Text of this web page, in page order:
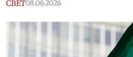
СВЕТ08.06.2026